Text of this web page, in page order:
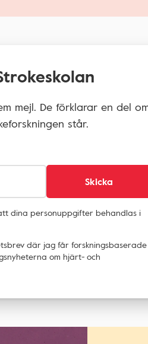
mejl. De förklarar en del
står.
Skicka
dina personuppgifter behandlas i
där jag får forskningsbaserade
om hjärt- och